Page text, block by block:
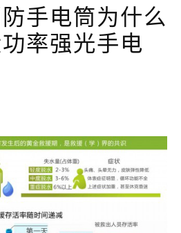
手电筒为什么
率强光手电